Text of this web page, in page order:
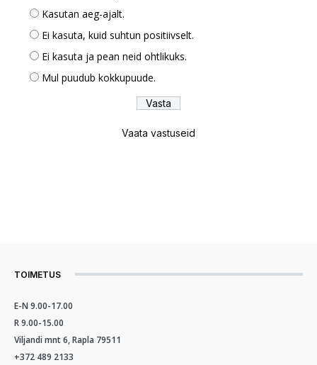
Kasutan aeg-ajalt.
Ei kasuta, kuid suhtun positiivselt.
Ei kasuta ja pean neid ohtlikuks.
Mul puudub kokkupuude.
Vaata vastuseid
TOIMETUS
E-N 9.00-17.00
R 9.00-15.00
Viljandi mnt 6, Rapla 79511
+372 489 2133